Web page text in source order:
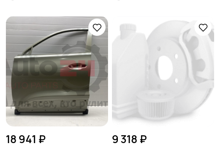
18 941 ₽ 9 318 ₽